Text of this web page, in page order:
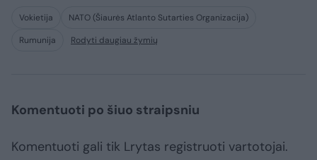
Vokietija
NATO (Šiaurės Atlanto Sutarties Organizacija)
Rumunija
Rodyti daugiau žymių
Komentuoti po šiuo straipsniu
Komentuoti gali tik Lrytas registruoti vartotojai.